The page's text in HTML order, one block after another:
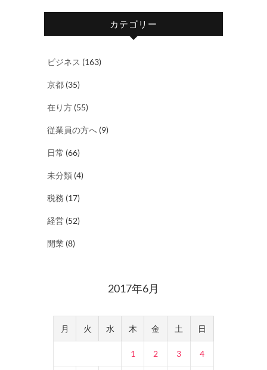
カテゴリー
ビジネス (163)
京都 (35)
在り方 (55)
従業員の方へ (9)
日常 (66)
未分類 (4)
税務 (17)
経営 (52)
開業 (8)
2017年6月
月 火 水 木 金 土 日
1 2 3 4